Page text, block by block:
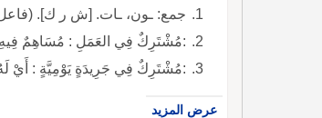
جمع: ـون، ـات. [ش ر ك].
:مُشْتَرِكٌ فِي العَمَلِ : مُسَاهِمٌ
:مُشْتَرِكٌ فِي جَرِيدَةٍ يَوْمِيَّةٍ : أَيْ
عرض المزيد